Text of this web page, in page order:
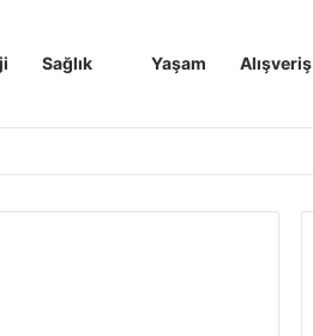
Sağlık Yaşam Alışveriş